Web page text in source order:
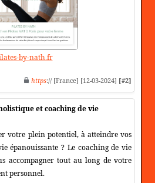
by-nath.fr
https:// [France] [12-03-2024] [#2]
et coaching de vie
votre plein potentiel, à atteindre vos
épanouissante ? Le coaching de vie
accompagner tout au long de votre
personnel.